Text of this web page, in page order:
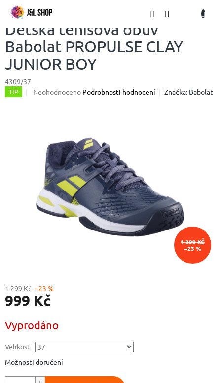
Přejít
obsah
Dětská tenisová obuv
Babolat PROPULSE CLAY
JUNIOR BOY
4309/37
TIP
Průměrné
hvězdiček.
Neohodnoceno Podrobnosti hodnocení Značka: Babolat
1 299 KČ
–23 %
1 299 Kč –23 %
999 Kč
cena:
Vyprodáno
Velikost
Možnosti doručení